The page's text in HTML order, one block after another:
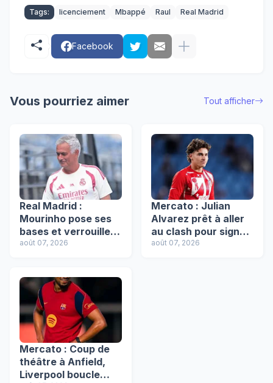
Tags: licenciement Mbappé Raul Real Madrid
Facebook
Vous pourriez aimer Tout afficher
Real Madrid :
Mourinho pose ses
bases et verrouille
ses 6 piliers
août 07, 2026
Mercato : Julian
Alvarez prêt à aller
au clash pour signer
au Barça, l'Atlético
août 07, 2026
Mercato : Coup de
théâtre à Anfield,
Liverpool boucle